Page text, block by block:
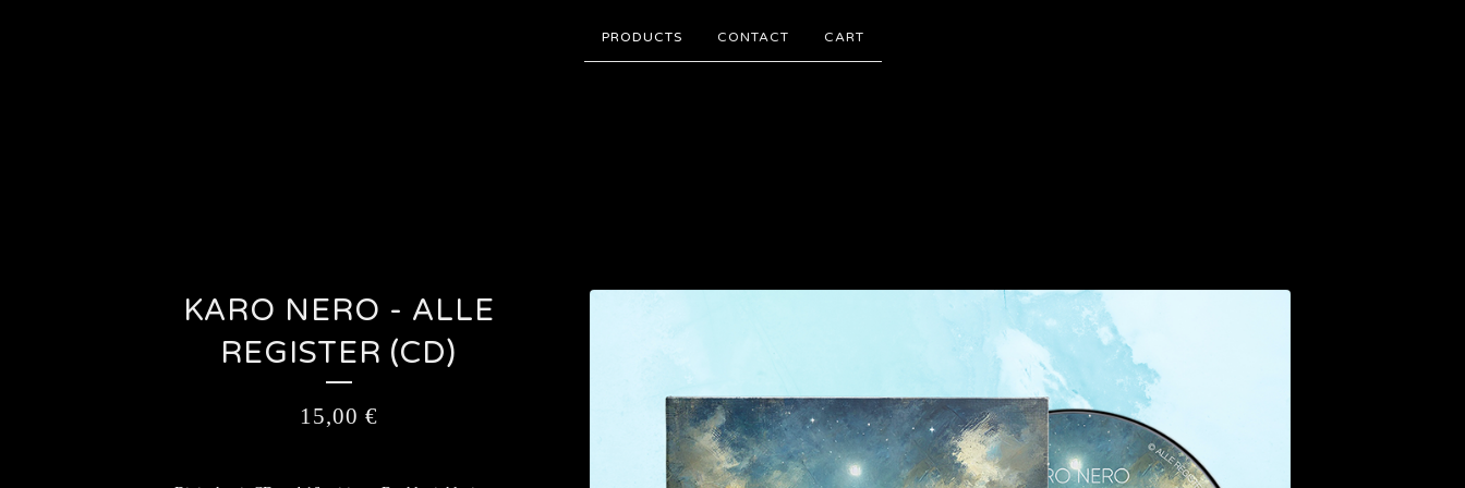
PRODUCTS CONTACT CART
KARO NERO - ALLE
REGISTER (CD)
15,00 €